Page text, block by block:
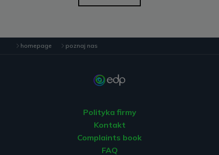
homepage poznaj nas
Polityka firmy
Kontakt
Complaints book
FAQ